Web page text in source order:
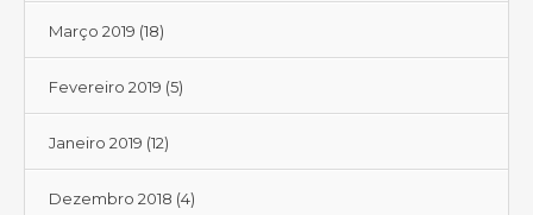
Março 2019 (18)
Fevereiro 2019 (5)
Janeiro 2019 (12)
Dezembro 2018 (4)